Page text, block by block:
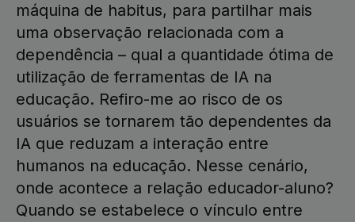
máquina de habitus, para partilhar mais
uma observação relacionada com a
dependência – qual a quantidade ótima de
utilização de ferramentas de IA na
educação. Refiro-me ao risco de os
usuários se tornarem tão dependentes da
IA que reduzam a interação entre
humanos na educação. Nesse cenário,
onde acontece a relação educador-aluno?
Quando se estabelece o vínculo entre